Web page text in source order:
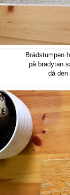
Brädstumpen
på brädytan
då den